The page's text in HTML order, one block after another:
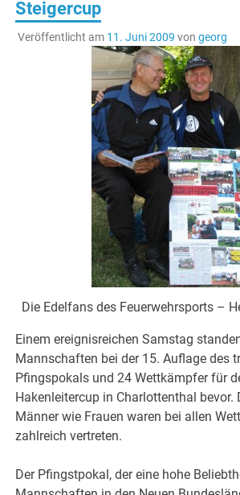
Steigercup
Veröffentlicht am 11. Juni 2009 von georg
Die Edelfans des Feuerwehrsports –
Einem ereignisreichen Samstag
Mannschaften bei der 15. Auflage des
Pfingspokals und 24 Wettkämpfer für
Hakenleitercup in Charlottenthal bevor.
Männer wie Frauen waren bei allen
zahlreich vertreten.
Der Pfingstpokal, der eine hohe